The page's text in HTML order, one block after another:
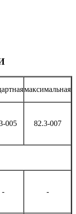
максимальная
005 82.3-007
- -